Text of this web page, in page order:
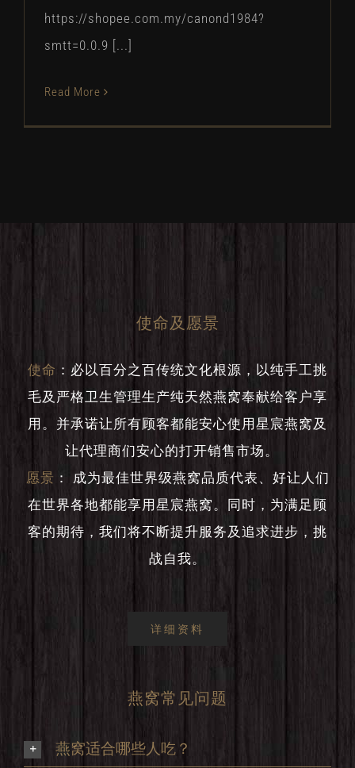
https://shopee.com.my/canond1984?
smtt=0.0.9 [...]
Read More
使命及愿景
使命 ： 必以百分之百传统文化根源，以纯手工挑
毛及严格卫生管理生产纯天然燕窝奉献给客户享
用。并承诺让所有顾客都能安心使用星宸燕窝及
让代理商们安心的打开销售市场。
愿景 ：
成为最佳世界级燕窝品质代表、好让人们
在世界各地都能享用星宸燕窝。同时，为满足顾
客的期待，我们将不断提升服务及追求进步，挑
战自我。
详细资料
燕窝常见问题
燕窝适合哪些人吃？